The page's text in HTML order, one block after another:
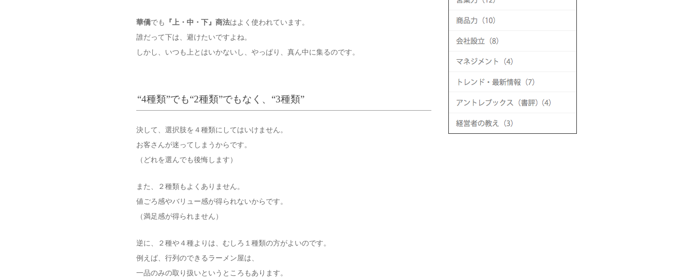
華僑でも 『上・中・下』商法はよく使われています。
誰だって下は、避けたいですよね。
しかし、いつも上とはいかないし、やっぱり、真ん中に集るのです。
“4種類”でも“2種類”でもなく、“3種類”
決して、選択肢を４種類にしてはいけません。
お客さんが迷ってしまうからです。
（どれを選んでも後悔します）
また、２種類もよくありません。
値ごろ感やバリュー感が得られないからです。
（満足感が得られません）
逆に、２種や４種よりは、むしろ１種類の方がよいのです。
例えば、行列のできるラーメン屋は、
一品のみの取り扱いというところもあります。